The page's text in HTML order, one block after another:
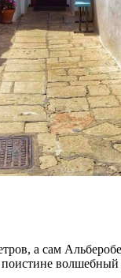
а сам
поистине волшебный